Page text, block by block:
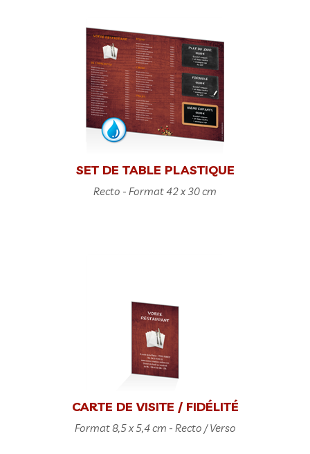
SET DE TABLE PLASTIQUE
Recto - Format 42 x 30 cm
CARTE DE VISITE / FIDÉLITÉ
Format 8,5 x 5,4 cm - Recto / Verso